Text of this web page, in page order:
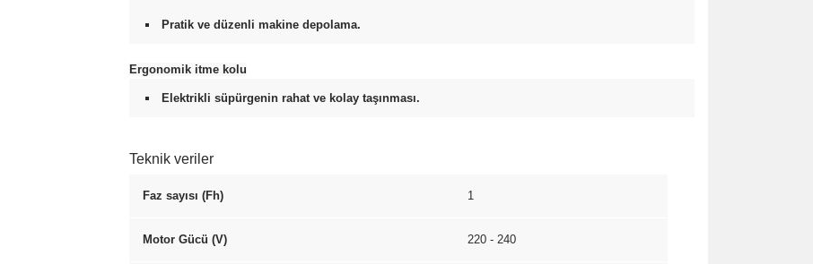
Pratik ve düzenli makine depolama.
Ergonomik itme kolu
Elektrikli süpürgenin rahat ve kolay taşınması.
Teknik veriler
Faz sayısı (Fh) 1
Motor Gücü (V) 220 - 240